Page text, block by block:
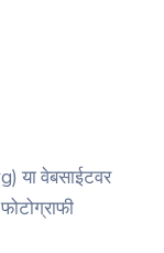
या वेबसाईटवर